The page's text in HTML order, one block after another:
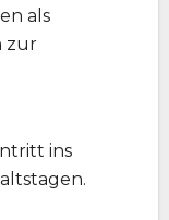
als
zur
ins